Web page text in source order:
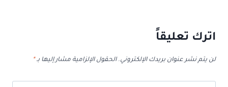
اترك تعليقاً
لن يتم نشر عنوان بريدك الإلكتروني. الحقول الإلزامية مشار إليها بـ*